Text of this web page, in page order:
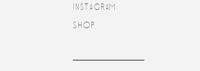
INSTAGRAM
SHOP